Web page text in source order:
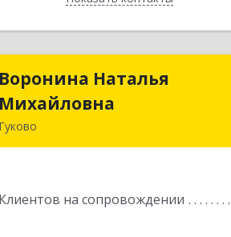
Воронина Наталья
Михайловна
Гуково
Клиентов на сопровождении
Воронина Наталья